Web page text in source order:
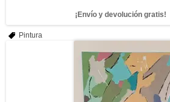
¡Envío y devolución gratis!
Pintura